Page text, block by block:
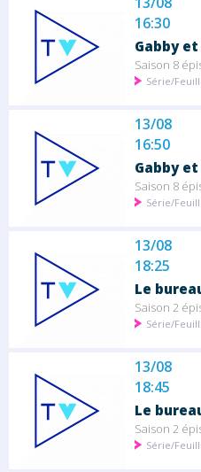
16:30
Gabby
Saison 8
Série/
13/08
16:50
Gabby
Saison 8
Série/
13/08
18:25
Le
Saison 2
Série/
13/08
18:45
Le
Saison 2
Série/